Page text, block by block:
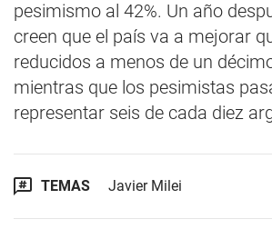
pesimismo al 42%. Un año
creen que el país va a mejorar
reducidos a menos de un
mientras que los pesimistas
representar seis de cada diez
TEMAS Javier Milei